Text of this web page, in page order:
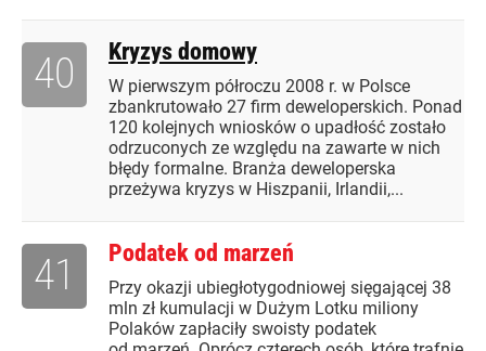
Kryzys domowy
W pierwszym półroczu 2008 r. w Polsce
zbankrutowało 27 firm deweloperskich. Ponad
120 kolejnych wniosków o upadłość zostało
odrzuconych ze względu na zawarte w nich
błędy formalne. Branża deweloperska
przeżywa kryzys w Hiszpanii, Irlandii,...
40
Podatek od marzeń
Przy okazji ubiegłotygodniowej sięgającej 38
mln zł kumulacji w Dużym Lotku miliony
Polaków zapłaciły swoisty podatek
41